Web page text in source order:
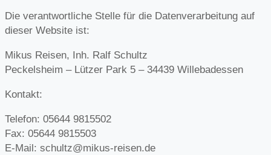
Die verantwortliche Stelle für die Datenverarbeitung auf
dieser Website ist:
Mikus Reisen, Inh. Ralf Schultz
Peckelsheim – Lützer Park 5 – 34439 Willebadessen
Kontakt:
Telefon: 05644 9815502
Fax: 05644 9815503
E-Mail: schultz@mikus-reisen.de